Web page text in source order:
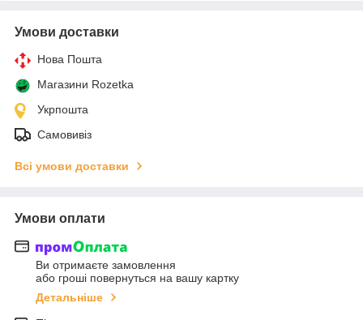
Умови доставки
Нова Пошта
Магазини Rozetka
Укрпошта
Самовивіз
Всі умови доставки
Умови оплати
Ви отримаєте замовлення
або гроші повернуться на вашу картку
Детальніше